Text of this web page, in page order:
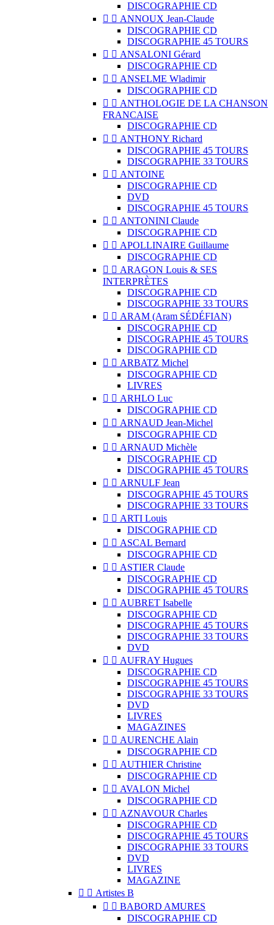
DISCOGRAPHIE CD
  ANNOUX Jean-Claude
DISCOGRAPHIE CD
DISCOGRAPHIE 45 TOURS
  ANSALONI Gérard
DISCOGRAPHIE CD
  ANSELME Wladimir
DISCOGRAPHIE CD
  ANTHOLOGIE DE LA CHANSON
FRANCAISE
DISCOGRAPHIE CD
  ANTHONY Richard
DISCOGRAPHIE 45 TOURS
DISCOGRAPHIE 33 TOURS
  ANTOINE
DISCOGRAPHIE CD
DVD
DISCOGRAPHIE 45 TOURS
  ANTONINI Claude
DISCOGRAPHIE CD
  APOLLINAIRE Guillaume
DISCOGRAPHIE CD
  ARAGON Louis & SES
INTERPRÈTES
DISCOGRAPHIE CD
DISCOGRAPHIE 33 TOURS
  ARAM (Aram SÉDÉFIAN)
DISCOGRAPHIE CD
DISCOGRAPHIE 45 TOURS
DISCOGRAPHIE CD
  ARBATZ Michel
DISCOGRAPHIE CD
LIVRES
  ARHLO Luc
DISCOGRAPHIE CD
  ARNAUD Jean-Michel
DISCOGRAPHIE CD
  ARNAUD Michèle
DISCOGRAPHIE CD
DISCOGRAPHIE 45 TOURS
  ARNULF Jean
DISCOGRAPHIE 45 TOURS
DISCOGRAPHIE 33 TOURS
  ARTI Louis
DISCOGRAPHIE CD
  ASCAL Bernard
DISCOGRAPHIE CD
  ASTIER Claude
DISCOGRAPHIE CD
DISCOGRAPHIE 45 TOURS
  AUBRET Isabelle
DISCOGRAPHIE CD
DISCOGRAPHIE 45 TOURS
DISCOGRAPHIE 33 TOURS
DVD
  AUFRAY Hugues
DISCOGRAPHIE CD
DISCOGRAPHIE 45 TOURS
DISCOGRAPHIE 33 TOURS
DVD
LIVRES
MAGAZINES
  AURENCHE Alain
DISCOGRAPHIE CD
  AUTHIER Christine
DISCOGRAPHIE CD
  AVALON Michel
DISCOGRAPHIE CD
  AZNAVOUR Charles
DISCOGRAPHIE CD
DISCOGRAPHIE 45 TOURS
DISCOGRAPHIE 33 TOURS
DVD
LIVRES
MAGAZINE
  Artistes B
  BABORD AMURES
DISCOGRAPHIE CD